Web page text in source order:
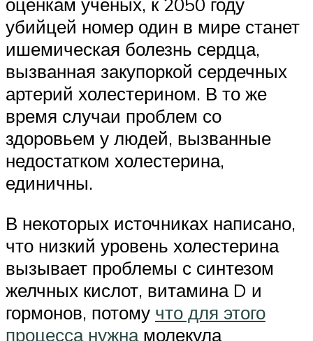
убийцей номер один в мире станет
ишемическая болезнь сердца,
вызванная закупоркой сердечных
артерий холестерином. В то же
время случаи проблем со
здоровьем у людей, вызванные
недостатком холестерина,
единичны.
В некоторых источниках написано,
что низкий уровень холестерина
вызывает проблемы с синтезом
желчных кислот, витамина D и
гормонов, потому что для этого
процесса нужнамолекула